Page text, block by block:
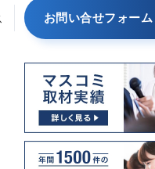
お問い合せフォーム